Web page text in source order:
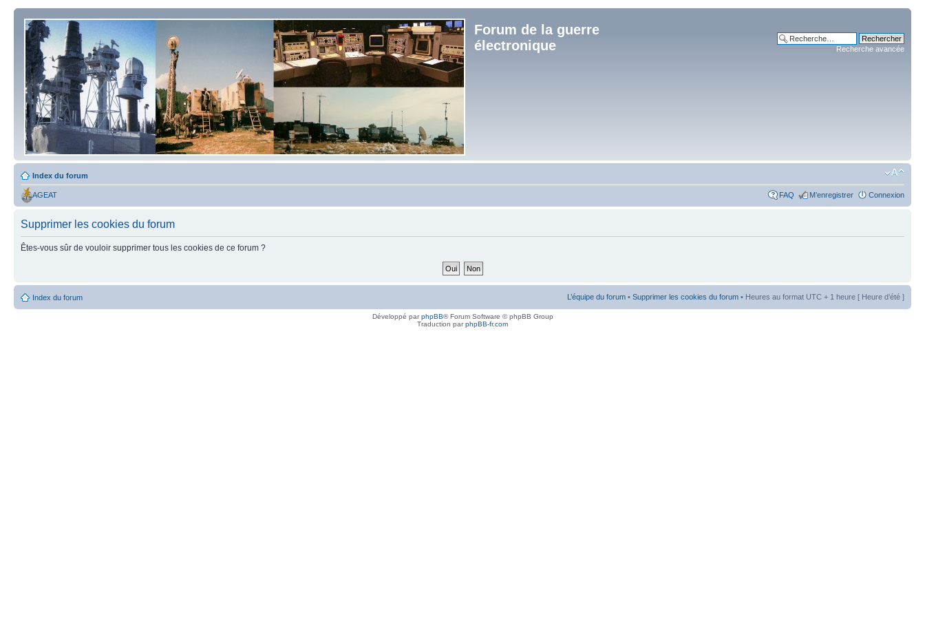
Forum de la guerre
électronique
Recherche avancée
Index du forum
AGEAT FAQ M’enregistrer Connexion
Supprimer les cookies du forum
Êtes-vous sûr de vouloir supprimer tous les cookies de ce forum ?
Index du forum L’équipe du forum • Supprimer les cookies du forum • Heures au format UTC + 1 heure [ Heure d’été ]
Développé parphpBB® Forum Software © phpBB Group
Traduction parphpBB-fr.com